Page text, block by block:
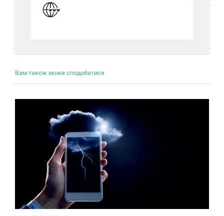
Вам також може сподобатися